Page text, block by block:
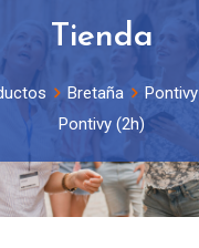
Tienda
Bretaña Pontivy
Pontivy (2h)